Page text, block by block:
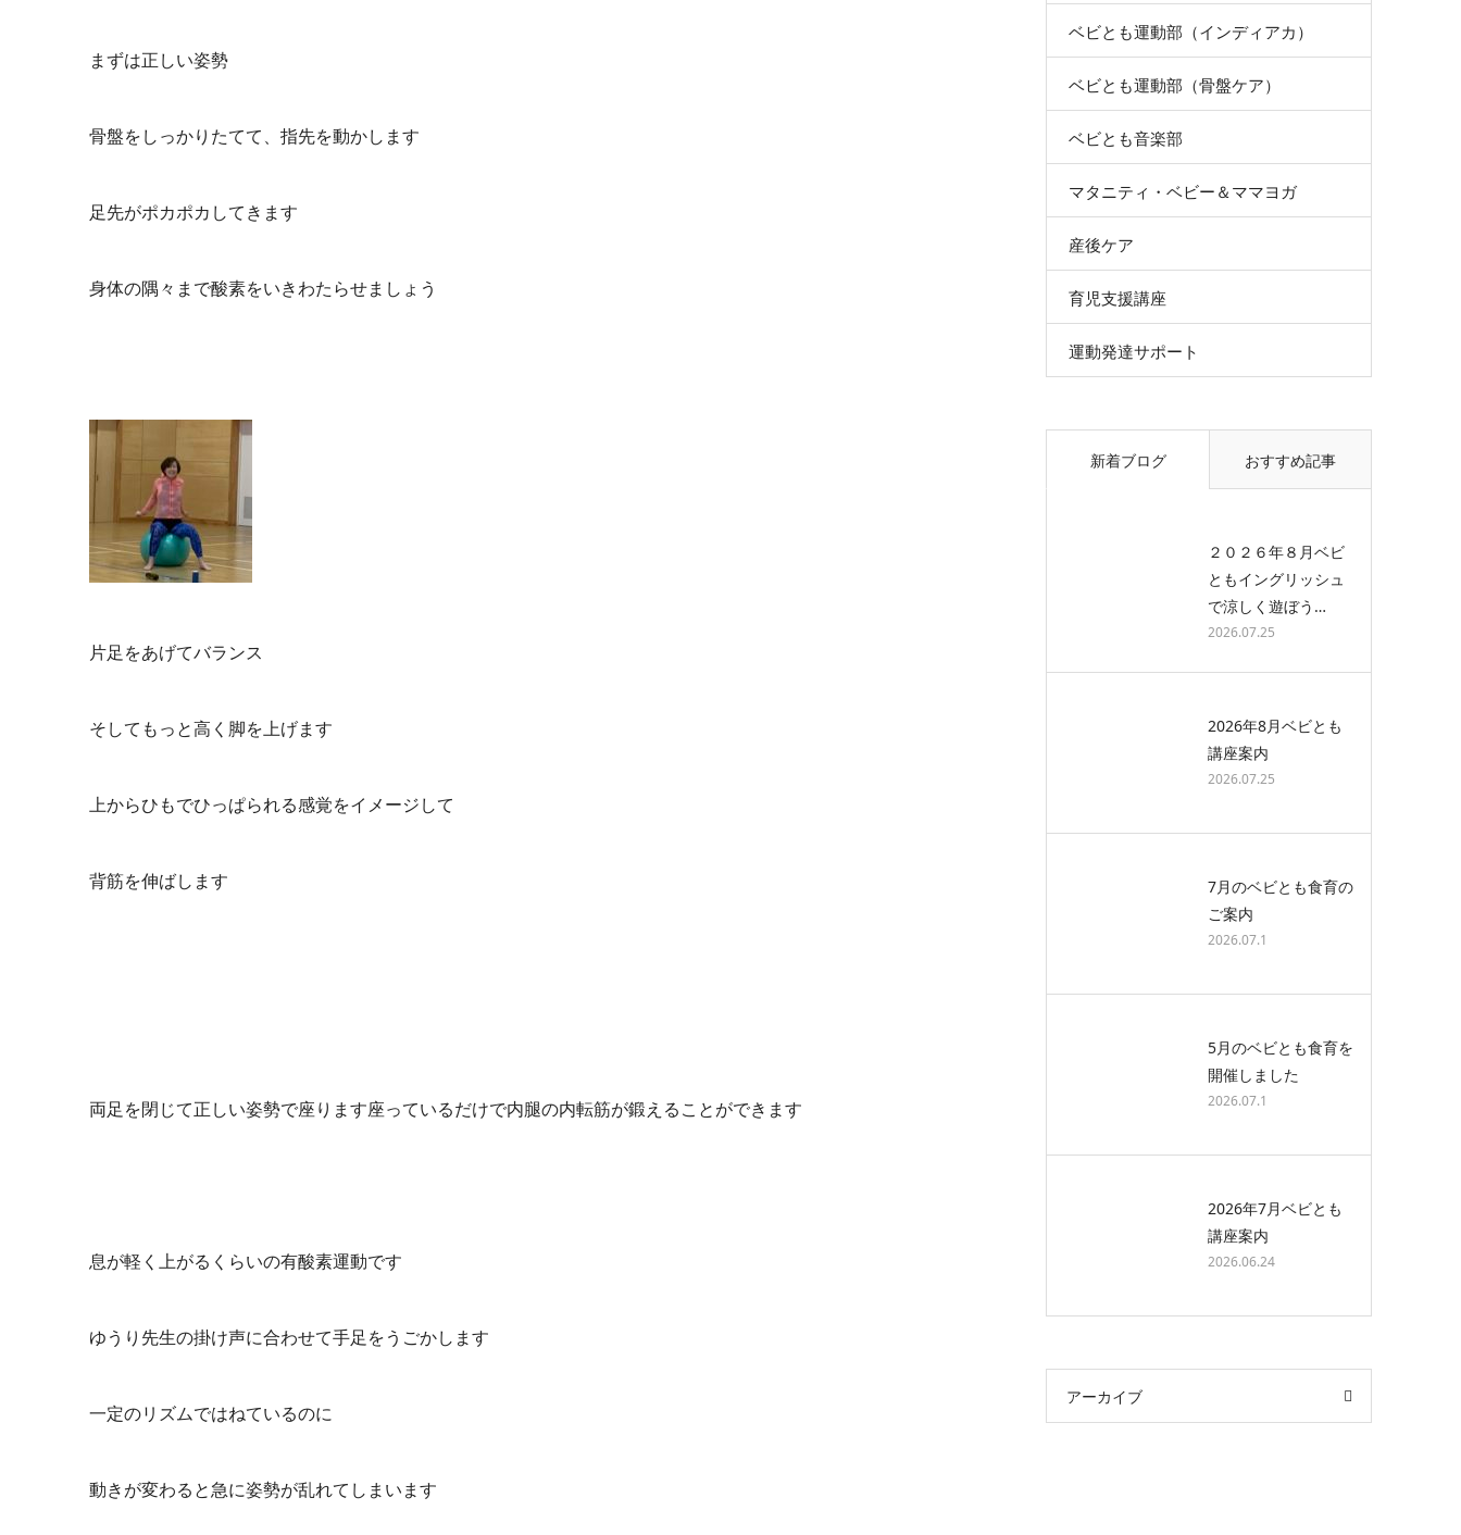
まずは正しい姿勢
骨盤をしっかりたてて、指先を動かします
足先がポカポカしてきます
身体の隅々まで酸素をいきわたらせましょう
片足をあげてバランス
そしてもっと高く脚を上げます
上からひもでひっぱられる感覚をイメージして
背筋を伸ばします
両足を閉じて正しい姿勢で座ります座っているだけで内腿の内転筋が鍛えることができます
息が軽く上がるくらいの有酸素運動です
ゆうり先生の掛け声に合わせて手足をうごかします
一定のリズムではねているのに
動きが変わると急に姿勢が乱れてしまいます
ベビとも運動部（インディアカ）
ベビとも運動部（骨盤ケア）
ベビとも音楽部
マタニティ・ベビー＆ママヨガ
産後ケア
育児支援講座
運動発達サポート
新着ブログ おすすめ記事
２０２６年８月ベビ
ともイングリッシュ
で涼しく遊ぼう…
2026.07.25
2026年8月ベビとも
講座案内
2026.07.25
7月のベビとも食育の
ご案内
2026.07.1
5月のベビとも食育を
開催しました
2026.07.1
2026年7月ベビとも
講座案内
2026.06.24
アーカイブ